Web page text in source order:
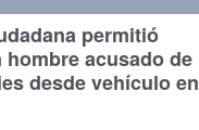
permitió
hombre acusado de
desde vehículo en